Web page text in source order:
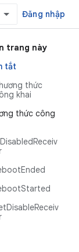
Đăng nhập
trang này
tắt
thức
khai
thức công